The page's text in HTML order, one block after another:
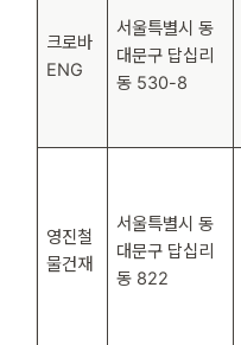
크로바
ENG
서울특별시 동
대문구 답십리
동 530-8
영진철
물건재
서울특별시 동
대문구 답십리
동 822